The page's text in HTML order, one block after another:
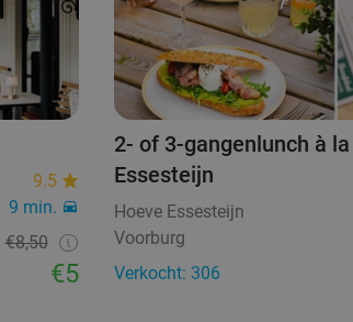
9.5
9 min.
€8,50
€5
2- of 3-gangenlunch à
Essesteijn
Hoeve Essesteijn
Voorburg
Verkocht: 306